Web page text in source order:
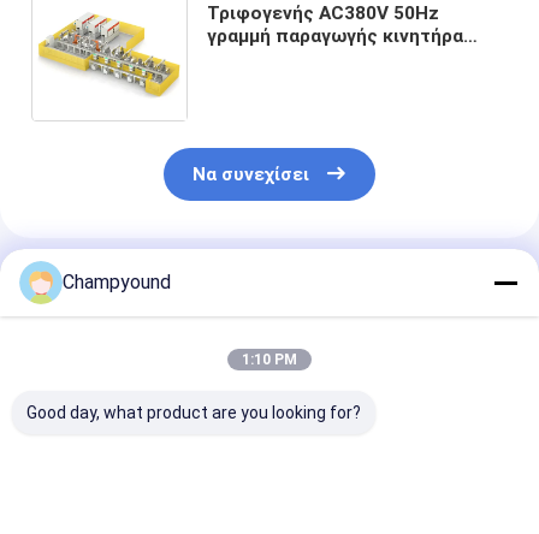
Τριφογενής AC380V 50Hz
γραμμή παραγωγής κινητήρα
Να συνεχίσει
Συνιστώμενα Προϊόντα
Champyound
1:10 PM
Good day, what product are you looking for?